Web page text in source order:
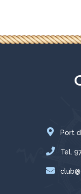
Port
Tel.